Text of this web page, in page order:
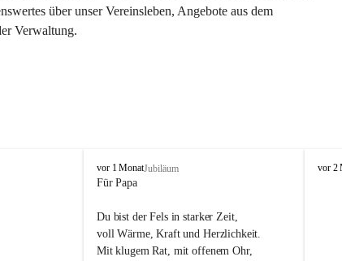
über unser Vereinsleben, Angebote aus dem
Verwaltung.
O
s
i
vor 1 MonatJubiläum
Für Papa
Du bist der Fels in starker Zeit,
voll Wärme, Kraft und Herzlichkeit.
Mit klugem Rat, mit offenem Ohr,
O
vor 2